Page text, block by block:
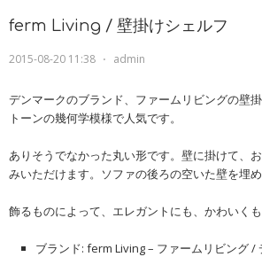
ferm Living / 壁掛けシェルフ
2015-08-20 11:38 ⋅ admin
デンマークのブランド、ファームリビングの壁
トーンの幾何学模様で人気です。
ありそうでなかった丸い形です。壁に掛けて、
みいただけます。ソファの後ろの空いた壁を埋め
飾るものによって、エレガントにも、かわいくも
ブランド: ferm Living – ファームリビング /